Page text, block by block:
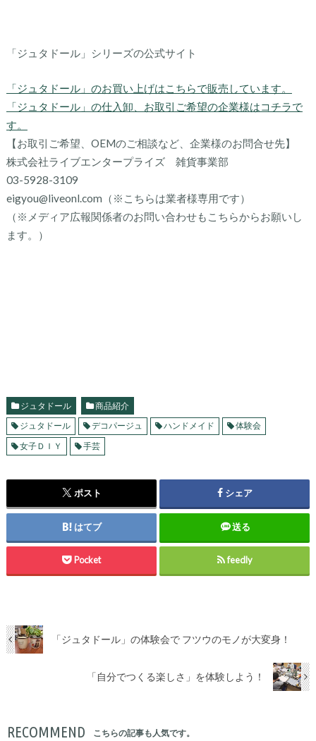
「ジュタドール」シリーズの公式サイト
「ジュタドール」のお買い上げはこちらで販売しています。
「ジュタドール」の仕入卸、お取引ご希望の企業様はコチラで
す。
【お取引ご希望、OEMのご相談など、企業様のお問合せ先】
株式会社ライブエンタープライズ 雑貨事業部
03-5928-3109
eigyou@liveonl.com（※こちらは業者様専用です）
（※メディア広報関係者のお問い合わせもこちらからお願いし
ます。）
ジュタドール
商品紹介
ジュタドール
デコパージュ ハンドメイド
体験会
女子ＤＩＹ
手芸
ポスト シェア
はてブ 送る
Pocket feedly
「ジュタドール」の体験会で フツウのモノが大変身！
「自分でつくる楽しさ」を体験しよう！
RECOMMEND こちらの記事も人気です。